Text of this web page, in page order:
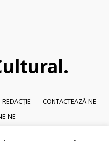
.
REDACȚIE
CONTACTEAZĂ-NE
NE